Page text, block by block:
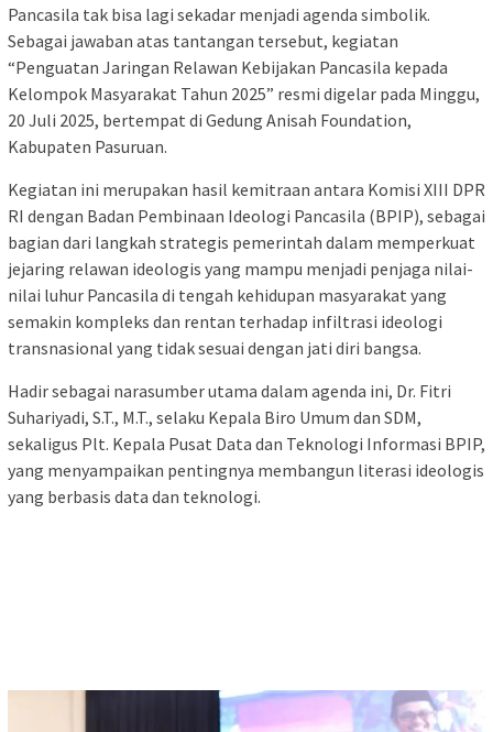
Pancasila tak bisa lagi sekadar menjadi agenda simbolik.
Sebagai jawaban atas tantangan tersebut, kegiatan
“Penguatan Jaringan Relawan Kebijakan Pancasila kepada
Kelompok Masyarakat Tahun 2025” resmi digelar pada Minggu,
20 Juli 2025, bertempat di Gedung Anisah Foundation,
Kabupaten Pasuruan.
Kegiatan ini merupakan hasil kemitraan antara Komisi XIII DPR
RI dengan Badan Pembinaan Ideologi Pancasila (BPIP), sebagai
bagian dari langkah strategis pemerintah dalam memperkuat
jejaring relawan ideologis yang mampu menjadi penjaga nilai-
nilai luhur Pancasila di tengah kehidupan masyarakat yang
semakin kompleks dan rentan terhadap infiltrasi ideologi
transnasional yang tidak sesuai dengan jati diri bangsa.
Hadir sebagai narasumber utama dalam agenda ini, Dr. Fitri
Suhariyadi, S.T., M.T., selaku Kepala Biro Umum dan SDM,
sekaligus Plt. Kepala Pusat Data dan Teknologi Informasi BPIP,
yang menyampaikan pentingnya membangun literasi ideologis
yang berbasis data dan teknologi.